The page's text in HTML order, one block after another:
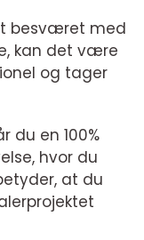
besværet med
kan det være
og tager
du en 100%
hvor du
at du